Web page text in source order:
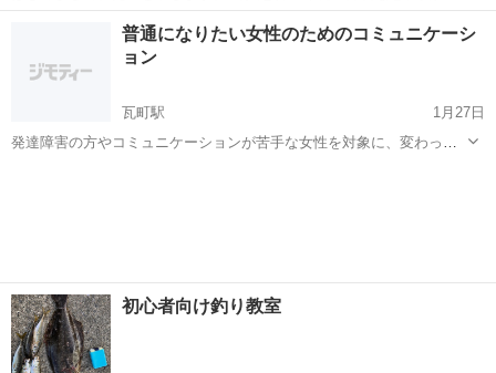
のコミュニケーションに悩む男性のために身だしなみや会話などのア
ドバイスをしたいと思います。 恋愛に限らず、友人づくりの一歩を踏
み出したいかたにもオススメ...
高松市 マナー 男性
普通になりたい女性のためのコミュニケーシ
ョン
瓦町駅
1月27日
発達障害の方やコミュニケーションが苦手な女性を対象に、変わって
初心者向け釣り教室